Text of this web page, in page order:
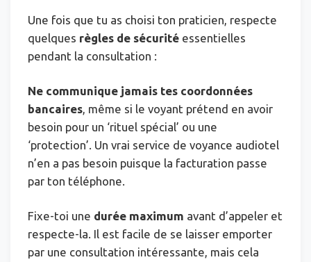
Une fois que tu as choisi ton praticien, respecte
quelques règles de sécurité essentielles
pendant la consultation :
Ne communique jamais tes coordonnées
bancaires , même si le voyant prétend en avoir
besoin pour un ‘rituel spécial’ ou une
‘protection’. Un vrai service de voyance audiotel
n’en a pas besoin puisque la facturation passe
par ton téléphone.
Fixe-toi une durée maximum avant d’appeler et
respecte-la. Il est facile de se laisser emporter
par une consultation intéressante, mais cela